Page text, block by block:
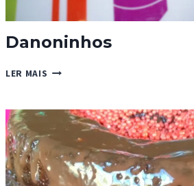
Danoninhos
LER MAIS DANONINHOS